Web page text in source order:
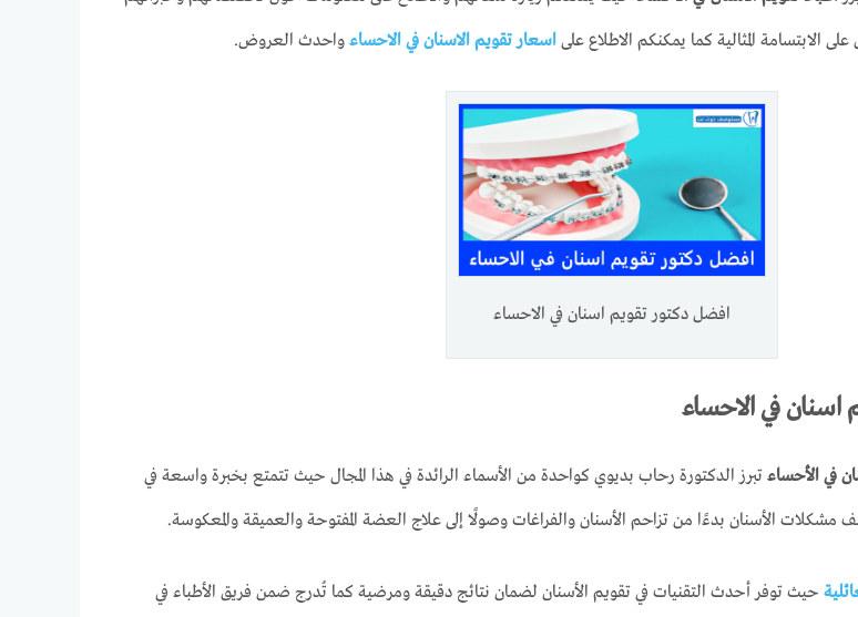
الابتسامة المثالية كما يمكنكم الاطلاع على اسعار تقويم الاسنان في الاحساء واحدث العروض.
افضل دكتور تقويم اسنان في الاحساء
في الاحساء
في الأحساء تبرز الدكتورة رحاب بديوي كواحدة من الأسماء الرائدة في هذا المجال حيث تتمتع بخبرة واسعة في
مشكلات الأسنان بدءًا من تزاحم الأسنان والفراغات وصولًا إلى علاج العضة المفتوحة والعميقة والمعكوسة.
حيث توفر أحدث التقنيات في تقويم الأسنان لضمان نتائج دقيقة ومرضية كما تُدرج ضمن فريق الأطباء في